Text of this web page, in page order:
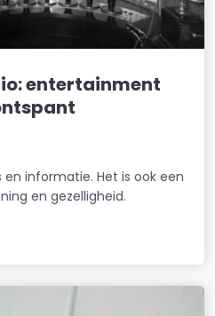
entertainment
en informatie. Het is ook een
en gezelligheid.